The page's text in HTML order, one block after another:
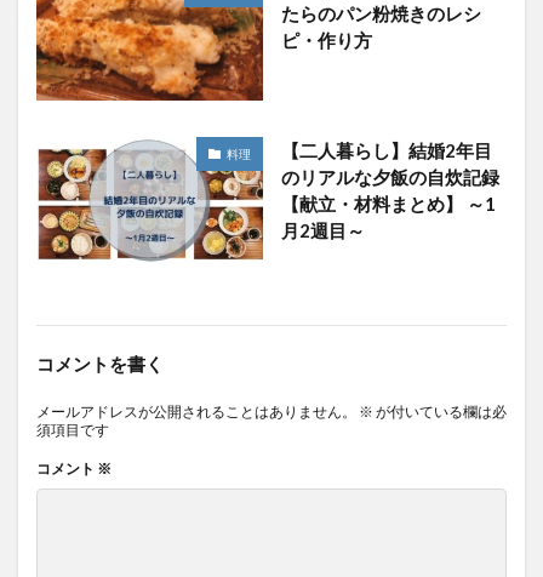
たらのパン粉焼きのレシ
ピ・作り方
料理
【二人暮らし】結婚2年目
のリアルな夕飯の自炊記録
【献立・材料まとめ】 ～1
月2週目～
コメントを書く
メールアドレスが公開されることはありません。 ※ が付いている欄は必
須項目です
コメント ※